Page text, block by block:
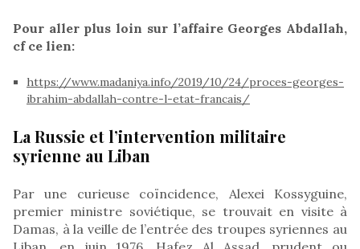
Pour aller plus loin sur l’affaire Georges Abdallah,
cf ce lien:
https://www.madaniya.info/2019/10/24/proces-georges-
ibrahim-abdallah-contre-l-etat-francais/
La Russie et l’intervention militaire
syrienne au Liban
Par une curieuse coïncidence, Alexei Kossyguine,
premier ministre soviétique, se trouvait en visite à
Damas, à la veille de l’entrée des troupes syriennes au